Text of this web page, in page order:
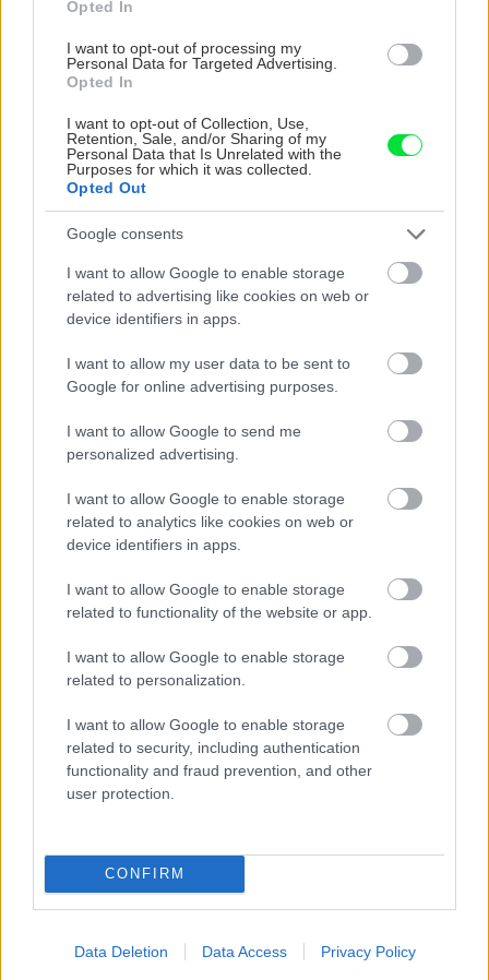
Opted In
I want to opt-out of processing my
Personal Data for Targeted Advertising.
Opted In
I want to opt-out of Collection, Use,
Retention, Sale, and/or Sharing of my
Personal Data that Is Unrelated with the
Purposes for which it was collected.
Opted Out
Google consents
I want to allow Google to enable storage
related to advertising like cookies on web or
device identifiers in apps.
I want to allow my user data to be sent to
Google for online advertising purposes.
I want to allow Google to send me
personalized advertising.
I want to allow Google to enable storage
related to analytics like cookies on web or
device identifiers in apps.
I want to allow Google to enable storage
related to functionality of the website or app.
I want to allow Google to enable storage
related to personalization.
I want to allow Google to enable storage
related to security, including authentication
functionality and fraud prevention, and other
user protection.
CONFIRM
Data Deletion Data Access Privacy Policy
Rekonštrukcia kúpeľne?
Stavebný materiál
Ako si vybrať vhodný
priečky – 2. časť opláštenie
Stavebný materiál
sadrokartónových dosiek a
akým chybám sa pri tom
Stavebný materiál
Ako predchádzať zvýšenej
vlhkosti v domácnosti?
Záhrada
nezvyčajné hlinené